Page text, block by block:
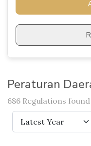
Peraturan
686 Regulations found
Latest Year